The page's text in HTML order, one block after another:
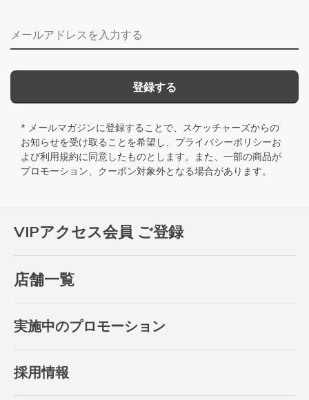
VIPアクセス会員 ご登録
店舗一覧
実施中のプロモーション
採用情報
メールアドレス
登録する
* メールマガジンに登録することで、スケッチャーズからの
お知らせを受け取ることを希望し、 プライバシーポリシーお
よび利用規約に同意したものとします。また、一部の商品が
プロモーション、クーポン対象外となる場合があります。